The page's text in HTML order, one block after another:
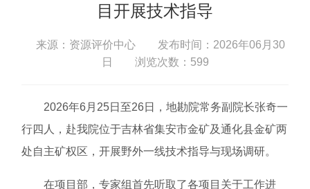
目开展技术指导
来源：资源评价中心发布时间：2026年06月30
日 浏览次数： 599
2026年6月25日至26日，地勘院常务副院长张奇一
行四人，赴我院位于吉林省集安市金矿及通化县金矿两
处自主矿权区，开展野外一线技术指导与现场调研。
在项目部，专家组首先听取了各项目关于工作进